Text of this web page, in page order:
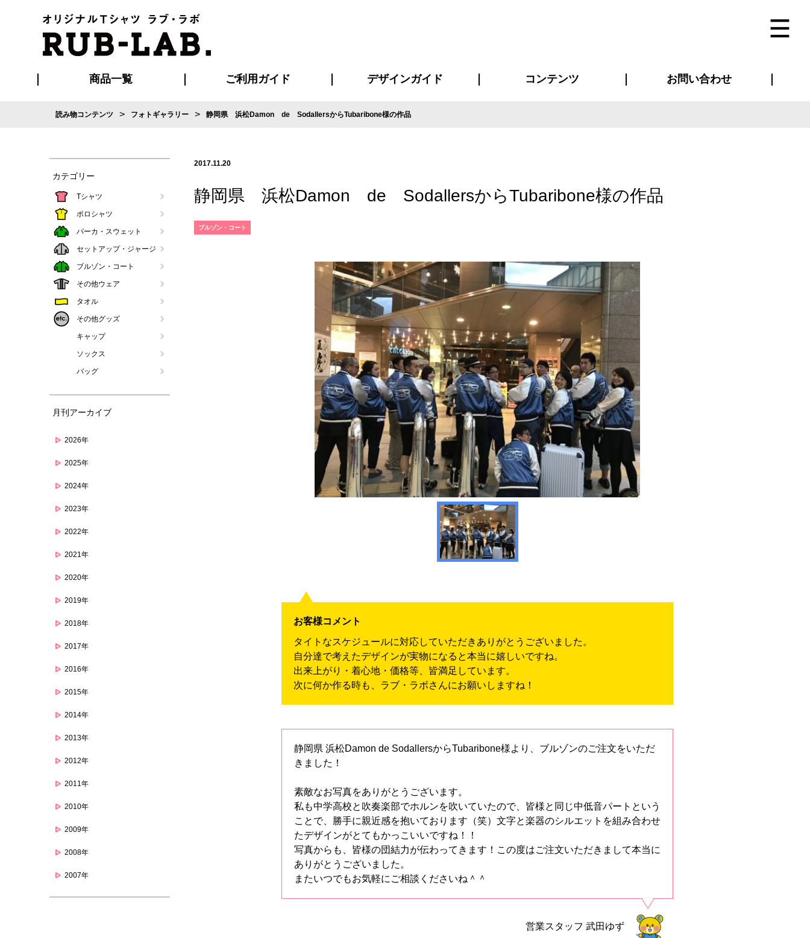
商品一覧 ご利用ガイド
ご利用ガイド
はじめての方へ
再注文の方へ
お支払い方法について
割引まとめページ
発送・特急サービスについて
版の保管期限について
よくある質問
デザインガイド
デザインガイド
デザイン入稿について
デザイン料について
デザインテンプレート集
デザインテンシュミレーター
書体一覧（フォント集）
プリント・加工方法
インクカラー
プリントサイズ
コンテンツ お問い合わせ
読み物コンテンツ > フォトギャラリー > 静岡県 浜松Damon de SodallersからTubaribone様の作品
カテゴリー
Tシャツ
ポロシャツ
パーカ・スウェット
セットアップ・ジャージ
ブルゾン・コート
その他ウェア
タオル
その他グッズ
キャップ
ソックス
バッグ
月刊アーカイブ
2026年
2025年
2024年
2023年
2022年
2021年
2020年
2019年
2018年
2017年
2016年
2015年
2014年
2013年
2012年
2011年
2010年
2009年
2008年
2007年
2017.11.20
静岡県 浜松Damon de SodallersからTubaribone様の作品
ブルゾン・コート
お客様コメント
タイトなスケジュールに対応していただきありがとうございました。
自分達で考えたデザインが実物になると本当に嬉しいですね。
出来上がり・着心地・価格等、皆満足しています。
次に何か作る時も、ラブ・ラボさんにお願いしますね！
静岡県 浜松Damon de SodallersからTubaribone様より、ブルゾンのご注文をいただ
きました！
素敵なお写真をありがとうございます。
私も中学高校と吹奏楽部でホルンを吹いていたので、皆様と同じ中低音パートという
ことで、勝手に親近感を抱いております（笑）文字と楽器のシルエットを組み合わせ
たデザインがとてもかっこいいですね！！
写真からも、皆様の団結力が伝わってきます！この度はご注文いただきまして本当に
ありがとうございました。
またいつでもお気軽にご相談くださいね＾＾
営業スタッフ 武田ゆず